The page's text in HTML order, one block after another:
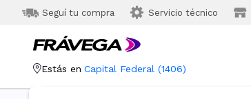
Seguí tu compra Servicio técnico
Estás en Capital Federal (1406)